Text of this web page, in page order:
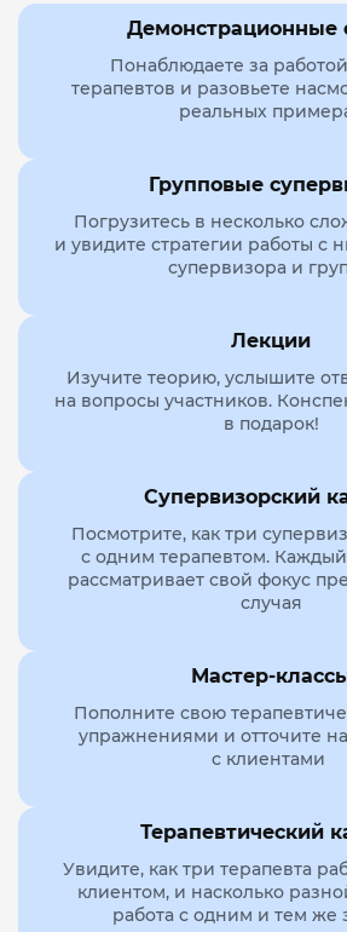
Демонстрационные
Понаблюдаете за
терапевтов и разовьете
реальных
Групповые
Погрузитесь в несколько
и увидите стратегии работы с
супервизора и
Лекции
Изучите теорию, услышите
на вопросы участников.
в подарок!
Супервизорский
Посмотрите, как три
с одним терапевтом.
рассматривает свой фокус
случая
Мастер-
Пополните свою
упражнениями и отточите
с клиентами
Терапевтический
Увидите, как три терапевта
клиентом, и насколько
работа с одним и тем же